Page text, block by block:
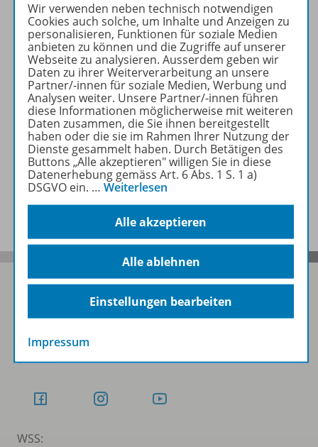
Produktinformationen
Beschreibung
Zugehörige Produkte
Benachrichtigungs-Service
Folgen Sie uns auf Social Media
Schubi:
WSS:
Wir verwenden neben technisch notwendigen
Cookies auch solche, um Inhalte und Anzeigen zu
personalisieren, Funktionen für soziale Medien
anbieten zu können und die Zugriffe auf unserer
Webseite zu analysieren. Ausserdem geben wir
Daten zu ihrer Weiterverarbeitung an unsere
Partner/-innen für soziale Medien, Werbung und
Analysen weiter. Unsere Partner/-innen führen
diese Informationen möglicherweise mit weiteren
Daten zusammen, die Sie ihnen bereitgestellt
haben oder die sie im Rahmen Ihrer Nutzung der
Dienste gesammelt haben. Durch Betätigen des
Buttons „Alle akzeptieren" willigen Sie in diese
Datenerhebung gemäss Art. 6 Abs. 1 S. 1 a)
DSGVO ein. … Weiterlesen
Alle akzeptieren
Alle ablehnen
Einstellungen bearbeiten
Impressum